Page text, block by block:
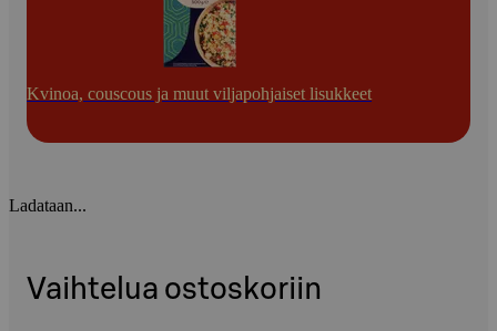
Kvinoa, couscous ja muut viljapohjaiset lisukkeet
Ladataan...
Vaihtelua ostoskoriin